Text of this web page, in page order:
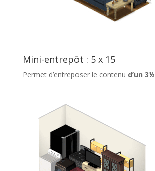
Mini-entrepôt : 5 x 15
Permet d’entreposer le contenu d’un 3½